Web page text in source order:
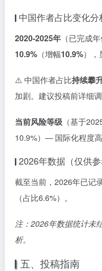
中国作者占比变化分
2020-2025年 （已完成
10.9% （增幅10.9%），
⚠️ 中国作者占比持续攀
加剧。建议投稿前详细
当前风险等级 （基于
10.9%）— 国际化程度高
2026年数据（仅供参
截至当前，2026年已记
（占比6.6%）。
注：2026年数据统计未
析。
五、投稿指南